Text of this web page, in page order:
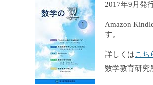
2017年9月発
Amazon
す。
詳しくはこち
数学教育研